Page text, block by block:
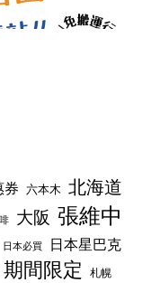
券 六本木 北海道
大阪 張維中
日本必買 日本星巴克
期間限定 札幌